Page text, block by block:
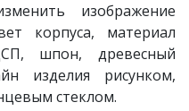
изображение
корпуса, материал
шпон, древесный
изделия рисунком,
стеклом.